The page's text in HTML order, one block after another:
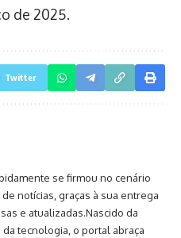
de 2025.
Twitter
se firmou no cenário
notícias, graças à sua entrega
e atualizadas.Nascido da
tecnologia, o portal abraça